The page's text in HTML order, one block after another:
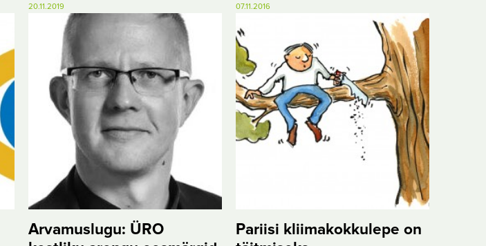
20.11.2019
Arvamuslugu: ÜRO
07.11.2016
Pariisi kliimakokkulepe on